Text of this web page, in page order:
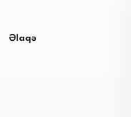
Əlaqə